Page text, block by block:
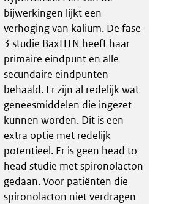
bijwerkingen lijkt een
verhoging van kalium. De fase
3 studie BaxHTN heeft haar
primaire eindpunt en alle
secundaire eindpunten
behaald. Er zijn al redelijk wat
geneesmiddelen die ingezet
kunnen worden. Dit is een
extra optie met redelijk
potentieel. Er is geen head to
head studie met spironolacton
gedaan. Voor patiënten die
spironolacton niet verdragen